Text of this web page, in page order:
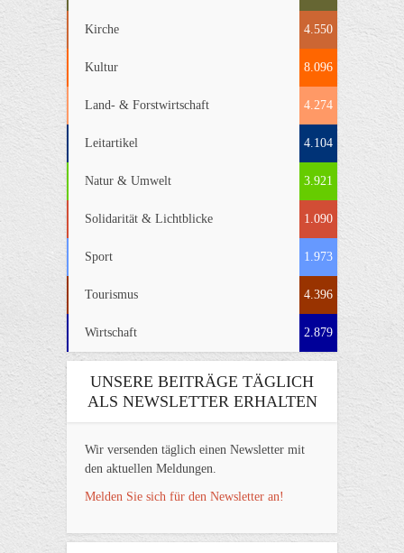
Kirche 4.550
Kultur 8.096
Land- & Forstwirtschaft 4.274
Leitartikel 4.104
Natur & Umwelt 3.921
Solidarität & Lichtblicke 1.090
Sport 1.973
Tourismus 4.396
Wirtschaft 2.879
UNSERE BEITRÄGE TÄGLICH
ALS NEWSLETTER ERHALTEN
Wir versenden täglich einen Newsletter mit
den aktuellen Meldungen.
Melden Sie sich für den Newsletter an!